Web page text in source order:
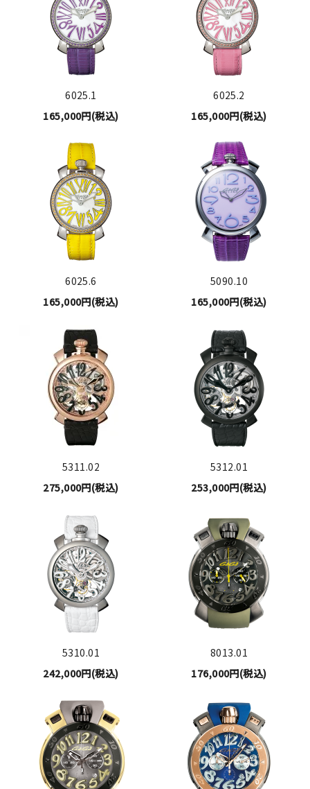
6025.1
165,000円(税込)
6025.2
165,000円(税込)
6025.6
165,000円(税込)
5090.10
165,000円(税込)
5311.02
275,000円(税込)
5312.01
253,000円(税込)
5310.01
242,000円(税込)
8013.01
176,000円(税込)